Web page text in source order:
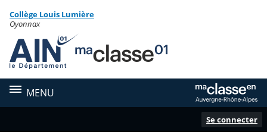
Menu de la rubrique
Contenu
Collège Louis Lumière
Oyonnax
MENU
Se connecter